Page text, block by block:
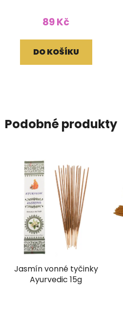
89 Kč
DO KOŠÍKU
Podobné produkty
Jasmín vonné tyčinky
Ayurvedic 15g